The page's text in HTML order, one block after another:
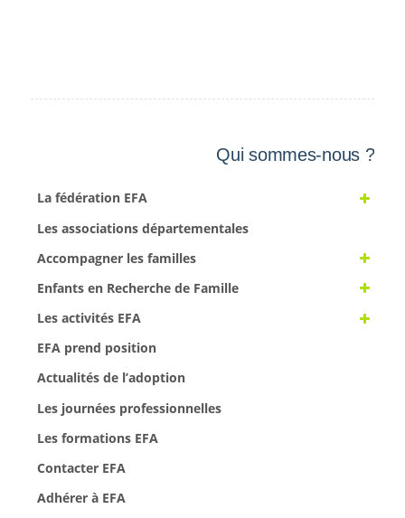
Qui sommes-nous ?
La fédération EFA
Les associations départementales
Accompagner les familles
Enfants en Recherche de Famille
Les activités EFA
EFA prend position
Actualités de l’adoption
Les journées professionnelles
Les formations EFA
Contacter EFA
Adhérer à EFA